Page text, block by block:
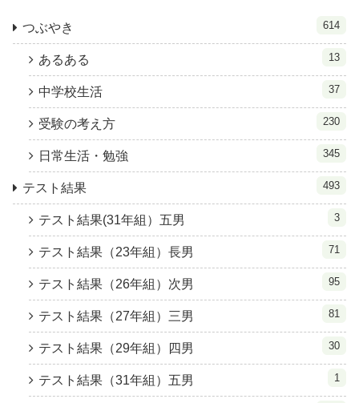
つぶやき 614
あるある 13
中学校生活 37
受験の考え方 230
日常生活・勉強 345
テスト結果 493
テスト結果(31年組）五男 3
テスト結果（23年組）長男 71
テスト結果（26年組）次男 95
テスト結果（27年組）三男 81
テスト結果（29年組）四男 30
テスト結果（31年組）五男 1